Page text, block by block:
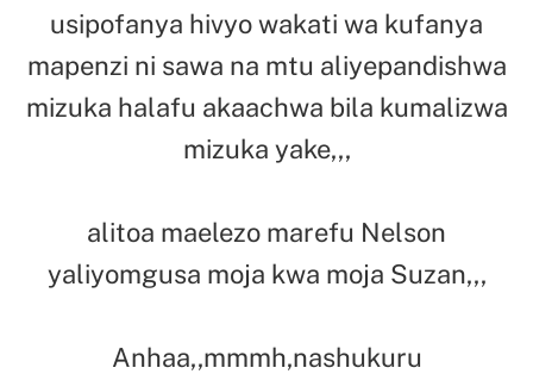
usipofanya hivyo wakati wa kufanya
mapenzi ni sawa na mtu aliyepandishwa
mizuka halafu akaachwa bila kumalizwa
mizuka yake,,,
alitoa maelezo marefu Nelson
yaliyomgusa moja kwa moja Suzan,,,
Anhaa,,mmmh,nashukuru